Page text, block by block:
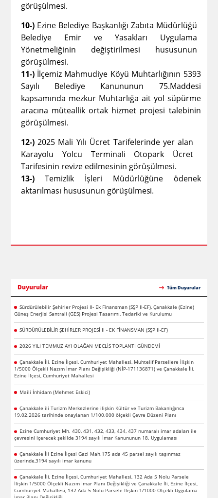
görüşülmesi.
10-) Ezine Belediye Başkanlığı Zabıta Müdürlüğü
Belediye Emir ve Yasakları Uygulama
Yönetmeliğinin değiştirilmesi hususunun
görüşülmesi.
11-) İlçemiz Mahmudiye Köyü Muhtarlığının 5393
Sayılı Belediye Kanununun 75.Maddesi
kapsamında mezkur Muhtarlığa ait yol süpürme
aracına müteallik ortak hizmet projesi talebinin
görüşülmesi.
12-)2025 Mali Yılı Ücret Tarifelerinde yer alan
Karayolu Yolcu Terminali Otopark Ücret
Tarifesinin revize edilmesinin görüşülmesi.
13-)Temizlik İşleri Müdürlüğüne ödenek
aktarılması hususunun görüşülmesi.
Duyurular Tüm Duyurular
Sürdürülebilir Şehirler Projesi II- Ek Finansman (SŞP II-EF), Çanakkale (Ezine)
Güneş Enerjisi Santrali (GES) Projesi Tasarımı, Tedariki ve Kurulumu
SÜRDÜRÜLEBİLİR ŞEHİRLER PROJESİ II - EK FİNANSMAN (SŞP II-EF)
2026 YILI TEMMUZ AYI OLAĞAN MECLİS TOPLANTI GÜNDEMİ
Çanakkale İli, Ezine İlçesi, Cumhuriyet Mahallesi, Muhtelif Parsellere İlişkin
1/5000 Ölçekli Nazım İmar Planı Değişikliği (NİP-171136871) ve Çanakkale İli,
Ezine İlçesi, Cumhuriyet Mahallesi
Maili İnhidam (Mehmet Eskici)
Çanakkale ili Turizm Merkezlerine ilişkin Kültür ve Turizm Bakanlığınca
19.02.2026 tarihinde onaylanan 1/100.000 ölçekli Çevre Düzeni Planı
Ezine Cumhuriyet Mh. 430, 431, 432, 433, 434, 437 numaralı imar adaları ile
çevresini içerecek şekilde 3194 sayılı İmar Kanununun 18. Uygulaması
Çanakkale İli Ezine İlçesi Gazi Mah.175 ada 45 parsel sayılı taşınmaz
üzerinde,3194 sayılı imar kanunu
Çanakkale İli, Ezine İlçesi, Cumhuriyet Mahallesi, 132 Ada 5 Nolu Parsele
İlişkin 1/5000 Ölçekli Nazım İmar Planı Değişikliği ve Çanakkale İli, Ezine İlçesi,
Cumhuriyet Mahallesi, 132 Ada 5 Nolu Parsele İlişkin 1/1000 Ölçekli Uygulama